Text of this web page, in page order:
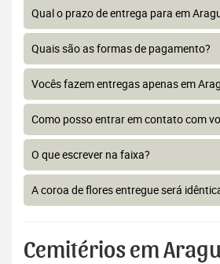
Qual o prazo de entrega para em
Quais são as formas de pagamento?
Vocês fazem entregas apenas em
Como posso entrar em contato com
O que escrever na faixa?
A coroa de flores entregue será
Cemitérios em